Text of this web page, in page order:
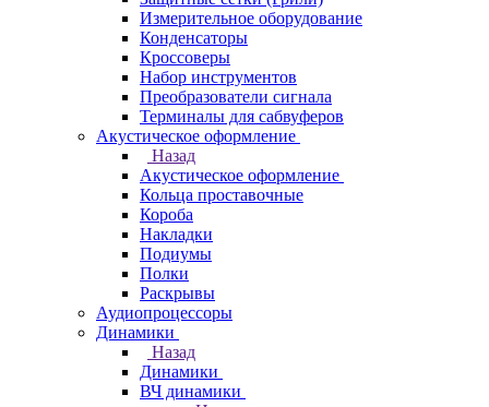
Измерительное оборудование
Конденсаторы
Кроссоверы
Набор инструментов
Преобразователи сигнала
Терминалы для сабвуферов
Акустическое оформление
Назад
Акустическое оформление
Кольца проставочные
Короба
Накладки
Подиумы
Полки
Раскрывы
Аудиопроцессоры
Динамики
Назад
Динамики
ВЧ динамики